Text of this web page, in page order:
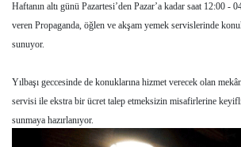
Haftanın altı günü Pazartesi’den Pazar’a kadar saat 12:00 -
veren Propaganda, öğlen ve akşam yemek servislerinde
sunuyor.
Yılbaşı geccesinde de konuklarına hizmet verecek olan
servisi ile ekstra bir ücret talep etmeksizin misafirlerine
sunmaya hazırlanıyor.